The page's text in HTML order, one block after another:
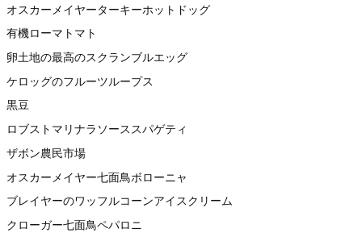
オスカーメイヤーターキーホットドッグ
有機ローマトマト
卵土地の最高のスクランブルエッグ
ケロッグのフルーツループス
黒豆
ロブストマリナラソーススパゲティ
ザボン農民市場
オスカーメイヤー七面鳥ボローニャ
ブレイヤーのワッフルコーンアイスクリーム
クローガー七面鳥ペパロニ